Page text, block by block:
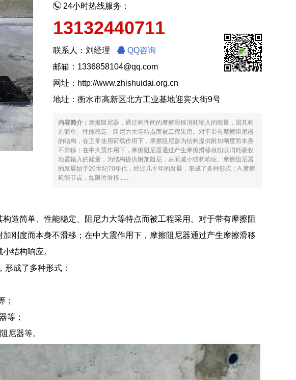
24小时热线服务：
13132440711
联系人：刘经理
QQ咨询
邮箱：1336858104@qq.com
网址： http://www.zhishuidai.org.cn
地址：衡水市高新区北方工业基地迎宾大街9号
内容简介： 摩擦阻尼器，通过构件间的摩擦滑移消耗输入的能量，因其构
造简单、性能稳定、阻尼力大等特点而被工程采用。对于带有摩擦阻尼器
的结构，在正常使用荷载作用下，摩擦阻尼器为结构提供附加刚度而本身
不滑移；在中大震作用下，摩擦阻尼器通过产生摩擦滑移做功以消耗吸收
地震输入的能量，为结构提供附加阻尼，从而减小结构响应。摩擦阻尼器
的发展始于20世纪70年代，经过几十年的发展，形成了多种形式：A.摩擦
耗能节点，如限位滑移......
造简单、性能稳定、阻尼力大等特点而被工程采用。对于带有摩擦阻
刚度而本身不滑移；在中大震作用下，摩擦阻尼器通过产生摩擦滑移
结构响应。
成了多种形式：
；
等；
尼器等。